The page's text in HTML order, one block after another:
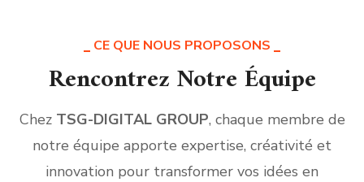
CE QUE NOUS PROPOSONS
Rencontrez Notre Équipe
Chez TSG-DIGITAL GROUP, chaque membre de
notre équipe apporte expertise, créativité et
innovation pour transformer vos idées en